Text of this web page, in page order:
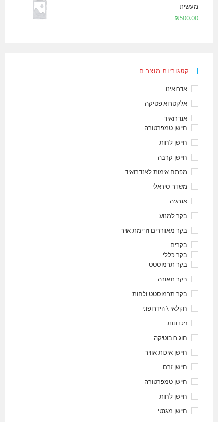
מעשית
₪500.00
קטגוריות מוצרים
אדרואינו
אלקטרואופטיקה
אנדרואיד
חיישן טמפרטורה
חיישן לחות
חיישן קרבה
מפתח אימות לאנדרואיד
משדר סיראלי
אנרגיה
בקר למנוע
בקר מאווררים וזרימת אויר
בקרים
בקר כללי
בקר תרמוסטט
בקר תאורה
בקר תרמוסטט ולחות
חקלאי \ הידרופוני
זיכרונות
חוג רובוטיקה
חיישן איכות אוויר
חיישן זרם
חיישן טמפרטורה
חיישן לחות
חיישן מגנטי